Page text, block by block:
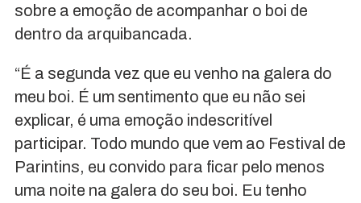
sobre a emoção de acompanhar o boi de
dentro da arquibancada.
“É a segunda vez que eu venho na galera do
meu boi. É um sentimento que eu não sei
explicar, é uma emoção indescritível
participar. Todo mundo que vem ao Festival de
Parintins, eu convido para ficar pelo menos
uma noite na galera do seu boi. Eu tenho